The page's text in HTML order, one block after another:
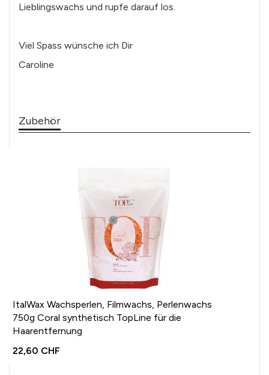
Lieblingswachs und rupfe darauf los.
Viel Spass wünsche ich Dir
Caroline
Zubehör
ItalWax Wachsperlen, Filmwachs, Perlenwachs
750g Coral synthetisch TopLine für die
Haarentfernung
22,60 CHF